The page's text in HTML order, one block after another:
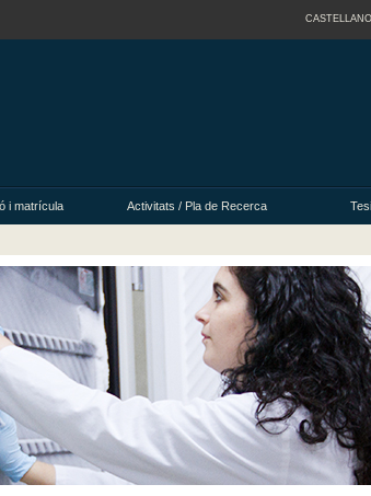
CASTELLANO
i matrícula Activitats / Pla de Recerca